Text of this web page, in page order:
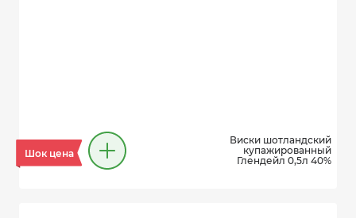
Шок цена
Виски шотландский
купажированный
Глендейл 0,5л 40%